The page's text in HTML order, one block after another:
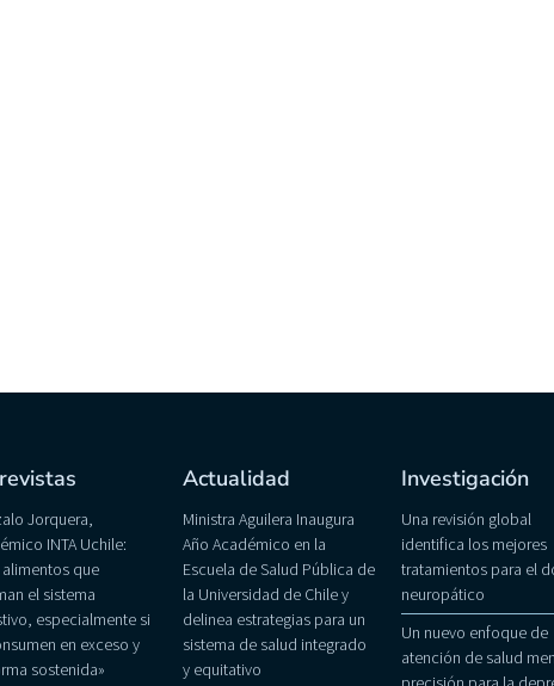
Jorquera,
INTA Uchile:
alimentos que
el sistema
especialmente si
en exceso y
sostenida»
Actualidad
Ministra Aguilera Inaugura
Año Académico en la
Escuela de Salud Pública de
la Universidad de Chile y
delinea estrategias para un
sistema de salud integrado
y equitativo
Investigación
Una revisión global
identifica los mejores
tratamientos para el
neuropático
Un nuevo enfoque de
atención de salud